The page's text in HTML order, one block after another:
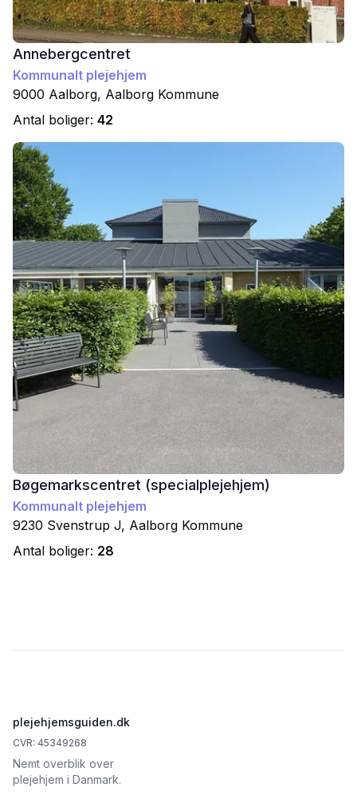
Annebergcentret
Kommunalt plejehjem
9000 Aalborg, Aalborg Kommune
Antal boliger: 42
Bøgemarkscentret (specialplejehjem)
Kommunalt plejehjem
9230 Svenstrup J, Aalborg Kommune
Antal boliger: 28
plejehjemsguiden.dk
CVR: 45349268
Nemt overblik over
plejehjem i Danmark.